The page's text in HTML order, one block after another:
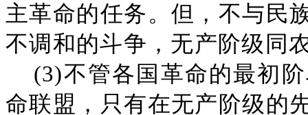
主革命的任务。但，不与民
不调和的斗争，无产阶级同
(3)不管各国革命的最初
命联盟，只有在无产阶级的